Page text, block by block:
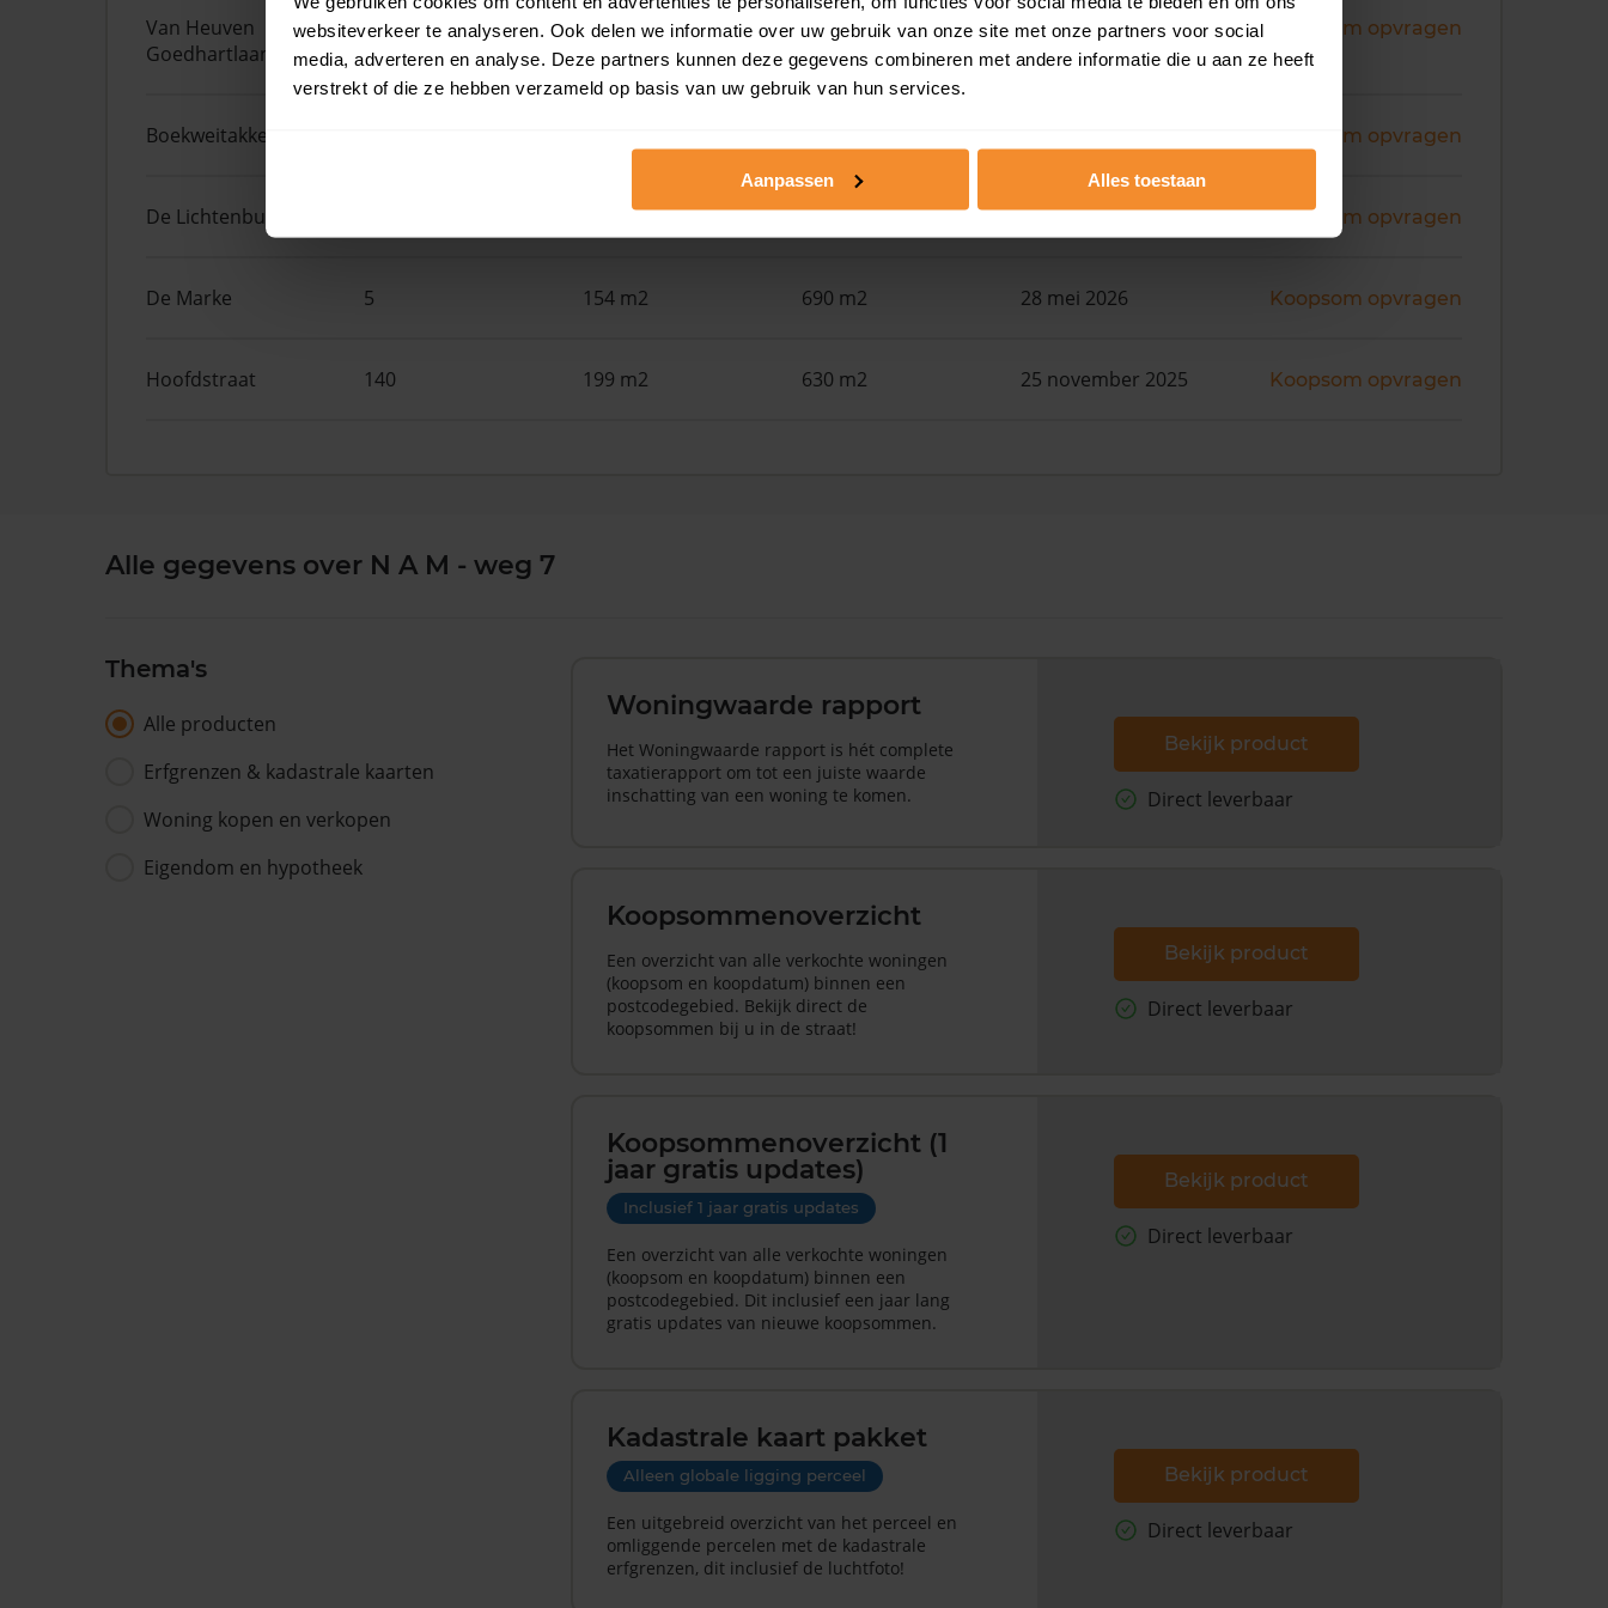
websiteverkeer te analyseren. Ook delen we informatie over uw gebruik van onze site met onze partners voor social
media, adverteren en analyse. Deze partners kunnen deze gegevens combineren met andere informatie die u aan ze heeft
verstrekt of die ze hebben verzameld op basis van uw gebruik van hun services.
Aanpassen Alles toestaan
Van Heuven
Goedhartlaan
19 88 m2 168 m2 30 juni 2026 Koopsom opvragen
Boekweitakkers Koopsom opvragen
De Lichtenburg 189 m2 701 m2 02 juni 2026 Koopsom opvragen
De Marke 5 154 m2 690 m2 28 mei 2026 Koopsom opvragen
Hoofdstraat 140 199 m2 630 m2 25 november 2025 Koopsom opvragen
Alle gegevens over N A M - weg 7
Thema's
Alle producten
Erfgrenzen & kadastrale kaarten
Woning kopen en verkopen
Eigendom en hypotheek
Woningwaarde rapport
Het Woningwaarde rapport is hét complete
taxatierapport om tot een juiste waarde
inschatting van een woning te komen.
Bekijk product
Direct leverbaar
Koopsommenoverzicht
Een overzicht van alle verkochte woningen
(koopsom en koopdatum) binnen een
postcodegebied. Bekijk direct de
koopsommen bij u in de straat!
Bekijk product
Direct leverbaar
Koopsommenoverzicht (1
jaar gratis updates)
Inclusief 1 jaar gratis updates
Een overzicht van alle verkochte woningen
(koopsom en koopdatum) binnen een
postcodegebied. Dit inclusief een jaar lang
gratis updates van nieuwe koopsommen.
Bekijk product
Direct leverbaar
Kadastrale kaart pakket
Alleen globale ligging perceel
Een uitgebreid overzicht van het perceel en
omliggende percelen met de kadastrale
erfgrenzen, dit inclusief de luchtfoto!
Bekijk product
Direct leverbaar